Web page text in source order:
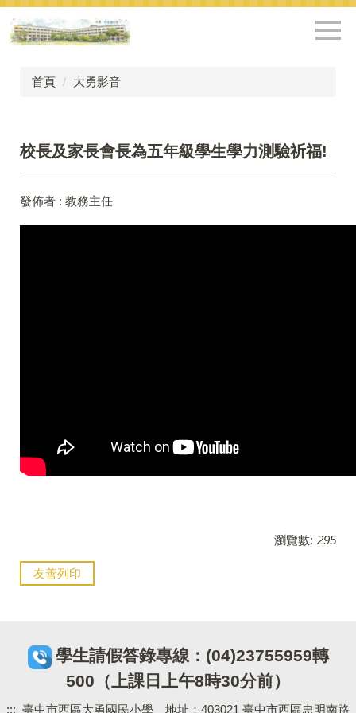
跳
到
主
首頁 大勇影音
校長及家長會長為五年級學生學力測驗祈福!
發佈者 : 教務主任
瀏覽數: 295
友善列印
學生請假答錄專線：(04)23755959轉
500（上課日上午8時30分前）
::: 臺中市西區大勇國民小學 地址：403021 臺中市西區忠明南路